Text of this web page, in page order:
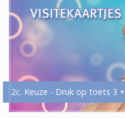
2c. Keuze - Druk op toets 3 +